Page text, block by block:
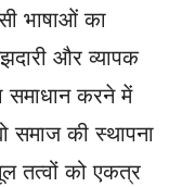
भाषाओं का
और व्यापक
समाधान करने में
समाज की स्थापना
तत्वों को एकत्र